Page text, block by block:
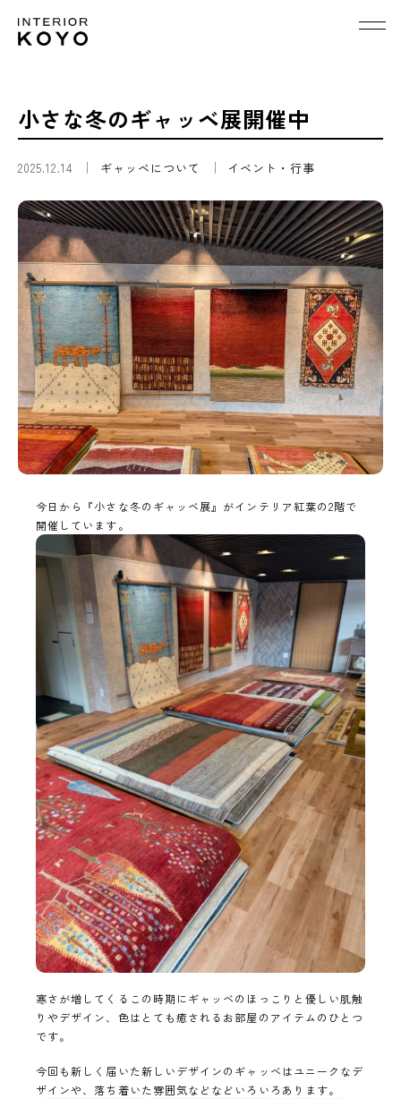
小さな冬のギャッベ展開催中
2025.12.14 ギャッベについて イベント・行事
今日から『小さな冬のギャッベ展』がインテリア紅葉の2階で
開催しています。
寒さが増してくるこの時期にギャッベのほっこりと優しい肌触
りやデザイン、色はとても癒されるお部屋のアイテムのひとつ
です。
今回も新しく届いた新しいデザインのギャッベはユニークなデ
ザインや、落ち着いた雰囲気などなどいろいろあります。